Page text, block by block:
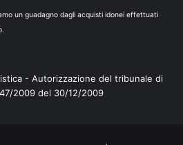
un guadagno dagli acquisti idonei effettuati
- Autorizzazione del tribunale di
2009 del 30/12/2009